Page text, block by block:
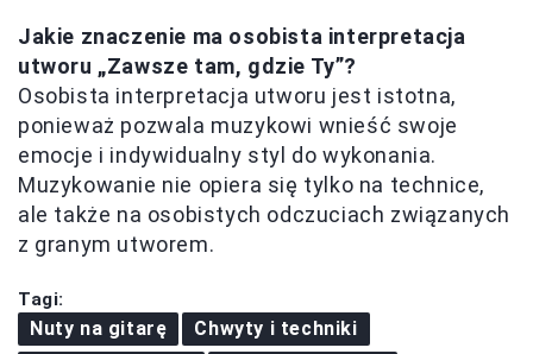
Jakie znaczenie ma osobista interpretacja
utworu „Zawsze tam, gdzie Ty”?
Osobista interpretacja utworu jest istotna,
ponieważ pozwala muzykowi wnieść swoje
emocje i indywidualny styl do wykonania.
Muzykowanie nie opiera się tylko na technice,
ale także na osobistych odczuciach związanych
z granym utworem.
Tagi:
Nuty na gitarę Chwyty i techniki